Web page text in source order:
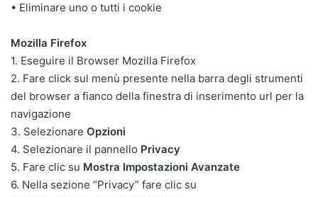
• Eliminare uno o tutti i cookie
Mozilla Firefox
1. Eseguire il Browser Mozilla Firefox
2. Fare click sul menù presente nella barra degli strumenti
del browser a fianco della finestra di inserimento url per la
navigazione
3. Selezionare Opzioni
4. Selezionare il pannello Privacy
5. Fare clic su Mostra Impostazioni Avanzate
6. Nella sezione “Privacy” fare clic su